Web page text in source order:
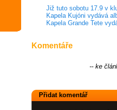
Již tuto sobotu 17.9 v
Kapela Kujóni vydává
Kapela Grande Tete
Komentáře
-- ke
Přidat komentář